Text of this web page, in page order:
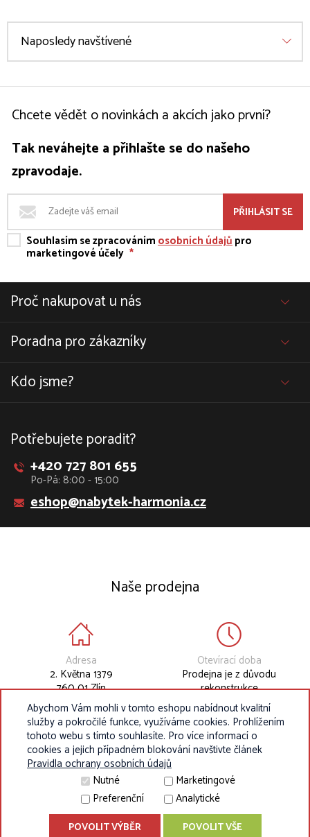
Naposledy navštívené
Chcete vědět o novinkách a akcích jako první?
Tak neváhejte a přihlašte se do našeho
zpravodaje.
PŘIHLÁSIT SE
Souhlasím se zpracovánímosobních údajůpro
marketingové účely *
Proč nakupovat u nás
Poradna pro zákazníky
Kdo jsme?
Potřebujete poradit?
+420 727 801 655
Po-Pá: 8:00 - 15:00
eshop@nabytek-harmonia.cz
Naše prodejna
Adresa
2. Května 1379
760 01 Zlín
Otevírací doba
Prodejna je z důvodu
rekonstrukce
dočasně uzavřena.
Abychom Vám mohli v tomto eshopu nabídnout kvalitní
služby a pokročilé funkce, využíváme cookies. Prohlížením
tohoto webu s tímto souhlasíte. Pro více informací o
cookies a jejich případném blokování navštivte článek
Pravidla ochrany osobních údajů
Nutné
Marketingové
Preferenční
Analytické
POVOLIT VÝBĚR POVOLIT VŠE